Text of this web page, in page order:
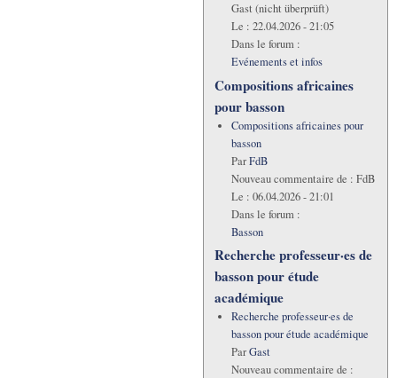
Gast (nicht überprüft)
Le : 22.04.2026 - 21:05
Dans le forum :
Evénements et infos
Compositions africaines
pour basson
Compositions africaines pour
basson
ParFdB
Nouveau commentaire de : FdB
Le : 06.04.2026 - 21:01
Dans le forum :
Basson
Recherche professeur·es de
basson pour étude
académique
Recherche professeur·es de
basson pour étude académique
ParGast
Nouveau commentaire de :